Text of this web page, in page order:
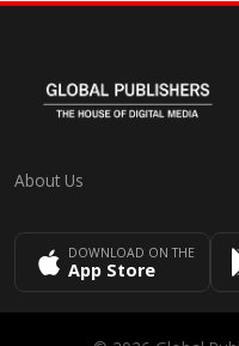
About Us
DOWNLOAD ON THE
App Store